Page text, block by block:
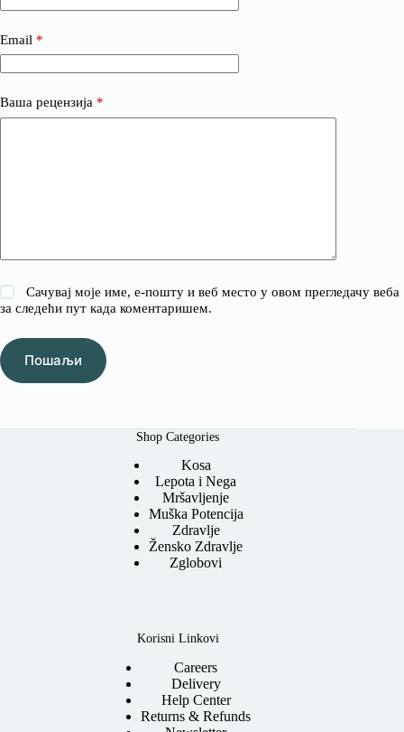
Email *
Ваша рецензија *
Сачувај моје име, е-пошту и веб место у овом прегледачу веба
за следећи пут када коментаришем.
Пошаљи
Shop Categories
Kosa
Lepota i Nega
Mršavljenje
Muška Potencija
Zdravlje
Žensko Zdravlje
Zglobovi
Korisni Linkovi
Careers
Delivery
Help Center
Returns & Refunds